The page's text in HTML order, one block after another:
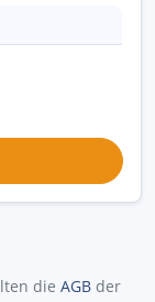
die AGB der